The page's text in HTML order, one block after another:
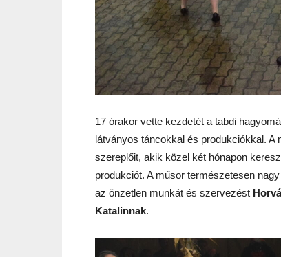
17 órakor vette kezdetét a tabdi
látványos táncokkal és produkciókkal.
szereplőit, akik közel két hónapon
produkciót. A műsor természetesen
az önzetlen munkát és szervezést
Katalinnak.